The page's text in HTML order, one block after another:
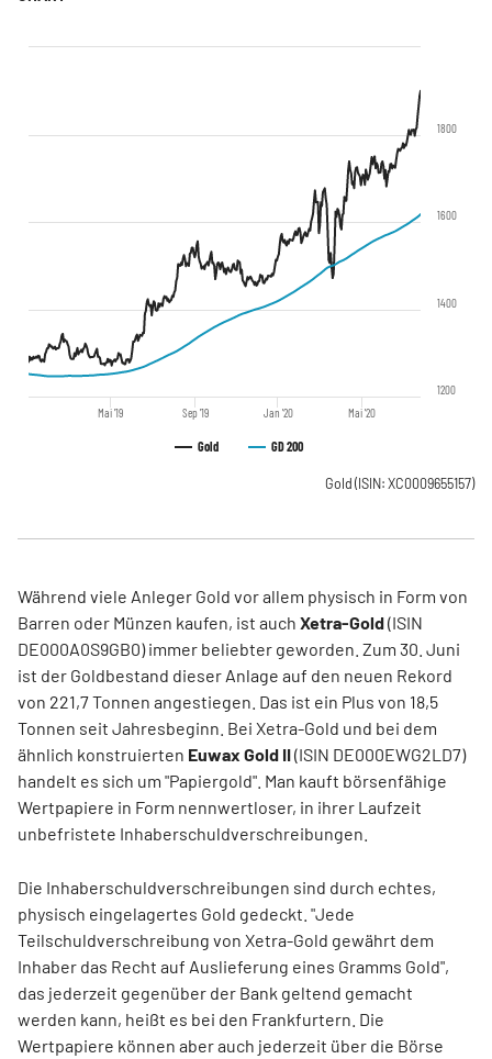
Gold GD 200
Mai '19 Sep '19 Jan '20 Mai '20
1200
1400
1600
1800
Gold (ISIN: XC0009655157)
Während viele Anleger Gold vor allem physisch in Form von
Barren oder Münzen kaufen, ist auch Xetra-Gold(ISIN
DE000A0S9GB0) immer beliebter geworden. Zum 30. Juni
ist der Goldbestand dieser Anlage auf den neuen Rekord
von 221,7 Tonnen angestiegen. Das ist ein Plus von 18,5
Tonnen seit Jahresbeginn. Bei Xetra-Gold und bei dem
ähnlich konstruierten Euwax Gold II(ISIN DE000EWG2LD7)
handelt es sich um "Papiergold". Man kauft börsenfähige
Wertpapiere in Form nennwertloser, in ihrer Laufzeit
unbefristete Inhaberschuldverschreibungen.
Die Inhaberschuldverschreibungen sind durch echtes,
physisch eingelagertes Gold gedeckt. "Jede
Teilschuldverschreibung von Xetra-Gold gewährt dem
Inhaber das Recht auf Auslieferung eines Gramms Gold",
das jederzeit gegenüber der Bank geltend gemacht
werden kann, heißt es bei den Frankfurtern. Die
Wertpapiere können aber auch jederzeit über die Börse